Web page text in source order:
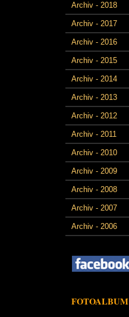
Archiv - 2018
Archiv - 2017
Archiv - 2016
Archiv - 2015
Archiv - 2014
Archiv - 2013
Archiv - 2012
Archiv - 2011
Archiv - 2010
Archiv - 2009
Archiv - 2008
Archiv - 2007
Archiv - 2006
FOTOALBUM